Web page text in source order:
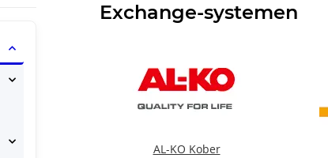
Exchange-systemen
AL-KO Kober